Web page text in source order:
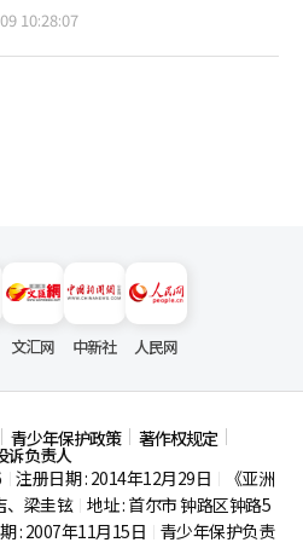
10:28:07
文汇网 中新社 人民网
青少年保护政策 著作权规定
诉负责人
注册日期 : 2014年12月29日
《亚洲
、梁圭铉 地址 : 首尔市钟路区钟路5
: 2007年11月15日
青少年保护负责